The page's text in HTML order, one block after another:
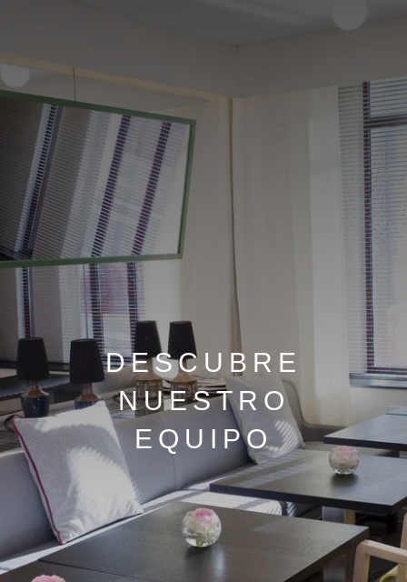
DESCUBRE
NUESTRO
EQUIPO